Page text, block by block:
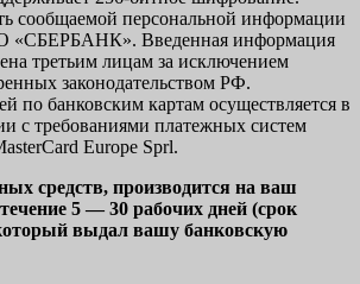
сообщаемой персональной информации
«СБЕРБАНК». Введенная информация
третьим лицам за исключением
законодательством РФ.
по банковским картам осуществляется в
с требованиями платежных систем
Europe Sprl.
средств, производится на ваш
5 — 30 рабочих дней (срок
выдал вашу банковскую